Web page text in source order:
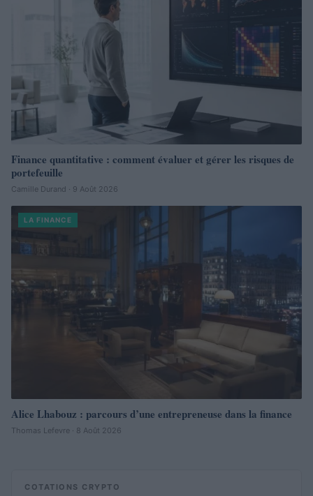
Finance quantitative : comment évaluer et gérer les risques de
portefeuille
Camille Durand · 9 Août 2026
LA FINANCE
Alice Lhabouz : parcours d’une entrepreneuse dans la finance
Thomas Lefevre · 8 Août 2026
COTATIONS CRYPTO